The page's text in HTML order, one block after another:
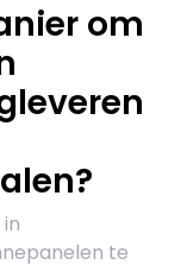
om
te